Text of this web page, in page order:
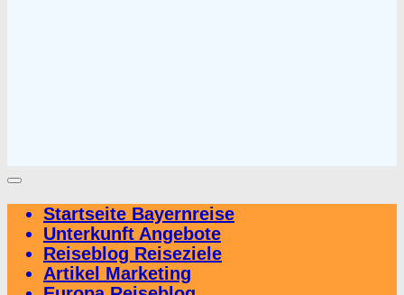
Startseite Bayernreise
Unterkunft Angebote
Reiseblog Reiseziele
Artikel Marketing